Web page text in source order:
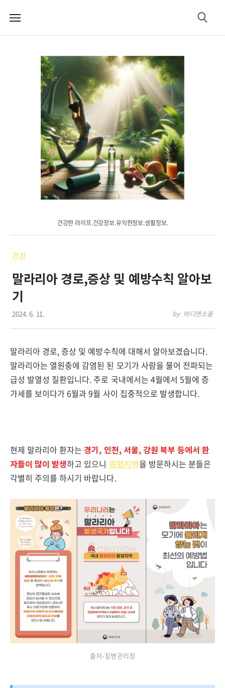
메
검
건강한 라이프.건강정보.유익한정보.생활정보.
건강
말라리아 경로,증상 및 예방수칙 알아보
기
2024. 6. 11. by. 바디앤소울
말라리아 경로, 증상 및 예방수칙에 대해서 알아보겠습니다.
말라리아는 열원충에 감염된 된 모기가 사람을 물어 전파되는
급성 발열성 질환입니다. 주로 국내에서는 4월에서 5월에 증
가세를 보이다가 6월과 9월 사이 집중적으로 발생합니다.
현제 말라리아 환자는 경기, 인천, 서울, 강원 북부 등에서 환
자들이 많이 발생하고 있으니 위험지역을 방문하시는 분들은
각별히 주의를 하시기 바랍니다.
출처-질병관리청